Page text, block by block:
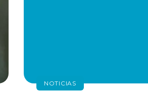
NOTICIAS